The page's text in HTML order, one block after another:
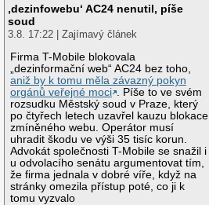
‚dezinfowebu‘ AC24 nenutil, píše
soud
3.8. 17:22 | Zajímavý článek
Firma T-Mobile blokovala
„dezinformační web“ AC24 bez toho,
aniž by k tomu měla závazný pokyn
orgánů veřejné moci
. Píše to ve svém
rozsudku Městský soud v Praze, který
po čtyřech letech uzavřel kauzu blokace
zmíněného webu. Operátor musí
uhradit škodu ve výši 35 tisíc korun.
Advokát společnosti T-Mobile se snažil i
u odvolacího senátu argumentovat tím,
že firma jednala v dobré víře, když na
stránky omezila přístup poté, co ji k
tomu vyzvalo